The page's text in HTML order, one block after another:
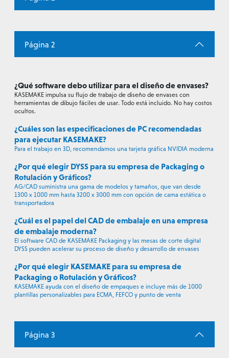
Página 2
¿Qué software debo utilizar para el diseño de envases?
KASEMAKE impulsa su flujo de trabajo de diseño de envases con
herramientas de dibujo fáciles de usar. Todo está incluido. No hay costos
ocultos.
¿Cuáles son las especificaciones de PC recomendadas
para ejecutar KASEMAKE?
Para el trabajo en 3D, recomendamos una tarjeta gráfica NVIDIA moderna
¿Por qué elegir DYSS para su empresa de Packaging o
Rotulación y Gráficos?
AG/CAD suministra una gama de modelos y tamaños, que van desde
1300 x 1000 mm hasta 3200 x 3000 mm con opción de cama estática o
transportadora
¿Cuál es el papel del CAD de embalaje en una empresa
de embalaje moderna?
El software CAD de KASEMAKE Packaging y las mesas de corte digital
DYSS pueden acelerar su proceso de diseño y desarrollo de envases
¿Por qué elegir KASEMAKE para su empresa de
Packaging o Rotulación y Gráficos?
KASEMAKE ayuda con el diseño de empaques e incluye más de 1000
plantillas personalizables para ECMA, FEFCO y punto de venta
Página 3